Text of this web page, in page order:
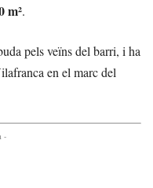
m².
pels veïns del barri, i ha
en el marc del
-